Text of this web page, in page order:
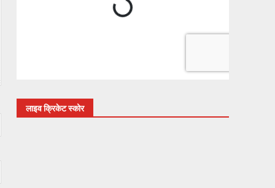
लाइव क्रिकेट स्कोर